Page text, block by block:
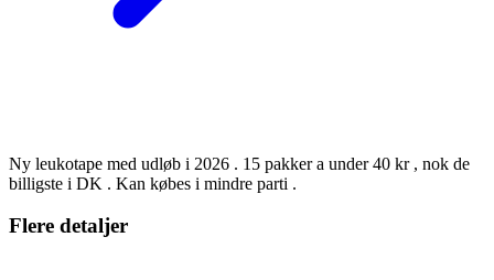
Ny leukotape med udløb i 2026 . 15 pakker a under 40 kr , nok de
billigste i DK . Kan købes i mindre parti .
Flere detaljer